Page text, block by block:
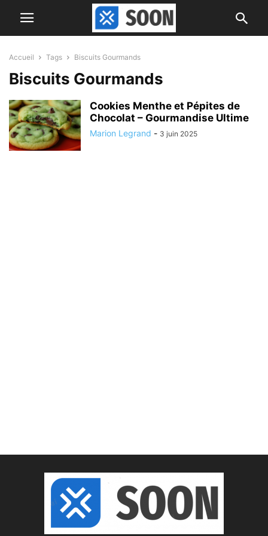
Accueil Tags Biscuits Gourmands
Biscuits Gourmands
Cookies Menthe et Pépites de
Chocolat – Gourmandise Ultime
Marion Legrand - 3 juin 2025